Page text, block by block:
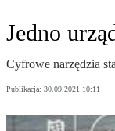
Jedno
Cyfrowe narzędzia
Publikacja: 30.09.2021 10:11